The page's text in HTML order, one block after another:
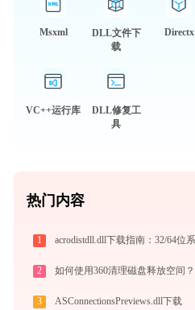
Msxml
DLL文件下
载
Directx
VC++运行库
DLL修复工
具
热门内容
1
2 如何使用360清理磁盘释放空间？
3 ASConnectionsPreviews.dll下载